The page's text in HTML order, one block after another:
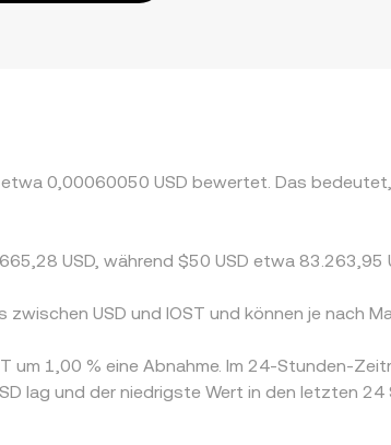
0,00060050 USD bewertet. Das
USD, während $50 USD etwa 83.263,95
USD und IOST und können je nach
um 1,00 % eine Abnahme. Im 24-Stunden-
lag und der niedrigste Wert in den letzten